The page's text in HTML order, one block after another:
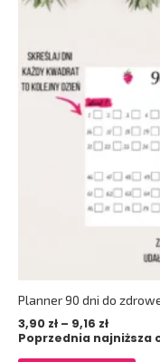
Planner 90 dni do
3,90 zł – 9,16 zł
Poprzednia najniższa